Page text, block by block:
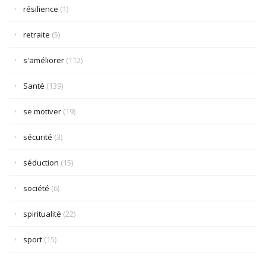
résilience (1)
retraite (5)
s'améliorer (112)
Santé (139)
se motiver (19)
sécurité (3)
séduction (15)
société (6)
spiritualité (22)
sport (15)